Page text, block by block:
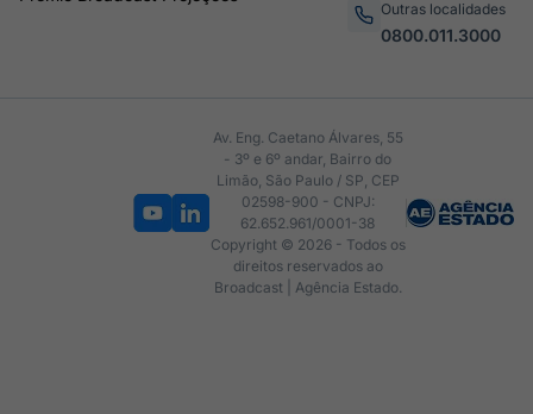
Outras localidades
0800.011.3000
Av. Eng. Caetano Álvares, 55
- 3º e 6º andar, Bairro do
Limão, São Paulo / SP, CEP
02598-900 - CNPJ:
62.652.961/0001-38
Copyright © 2026 - Todos os
direitos reservados ao
Broadcast | Agência Estado.